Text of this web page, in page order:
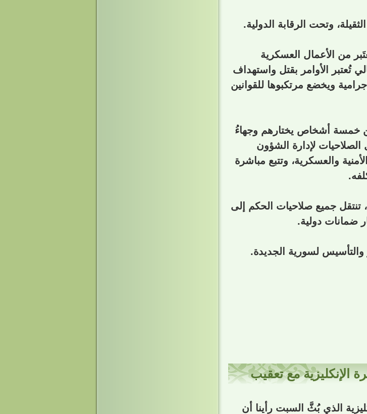
من الأعمال العسكرية
تُعتبر الأوامر بقتل واستهداف
ويخضع مرتكبوها للقوانين
خمسة أشخاص يختارهم وجهاءُ
الصلاحيات لإدارة الشؤون
والعسكرية، وتتبع مباشرة
تنتقل جميع صلاحيات الحكم إلى
ضمانات دولية.
الإنكليزية مع تعقيب
الذي بُثَّ السبت رأينا أن